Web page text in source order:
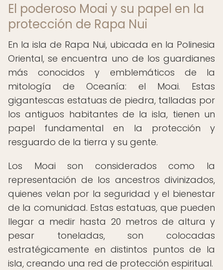
El poderoso Moai y su papel en la
protección de Rapa Nui
En la isla de Rapa Nui, ubicada en la Polinesia
Oriental, se encuentra uno de los guardianes
más conocidos y emblemáticos de la
mitología de Oceanía: el Moai. Estas
gigantescas estatuas de piedra, talladas por
los antiguos habitantes de la isla, tienen un
papel fundamental en la protección y
resguardo de la tierra y su gente.
Los Moai son considerados como la
representación de los ancestros divinizados,
quienes velan por la seguridad y el bienestar
de la comunidad. Estas estatuas, que pueden
llegar a medir hasta 20 metros de altura y
pesar toneladas, son colocadas
estratégicamente en distintos puntos de la
isla, creando una red de protección espiritual.